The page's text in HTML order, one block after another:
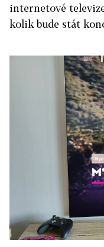
internetové
kolik bude stát